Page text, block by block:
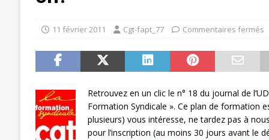
[ 19 septembre 2025 ] La Poste -
SECTEUR POSTAL
[ 16 septembre 2025 ] La Poste –
POSTAL
[ 11 septembre 2025 ] Chronopost –
[ 27 avril 2024 ] 1er MAI 2024
11 février 2011 Cgt-fapt_77 Commentaires fermés
Retrouvez en un clic le n° 18 du journal de
Formation Syndicale ». Ce plan de formation
plusieurs) vous intéresse, ne tardez pas à
pour l’inscription (au moins 30 jours avant le